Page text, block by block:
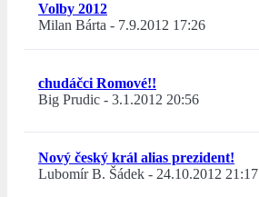
Volby 2012
Milan Bárta - 7.9.2012 17:26
chudáčci Romové!!
Big Prudic - 3.1.2012 20:56
Nový český král alias prezident!
Lubomír B. Šádek - 24.10.2012 21:17